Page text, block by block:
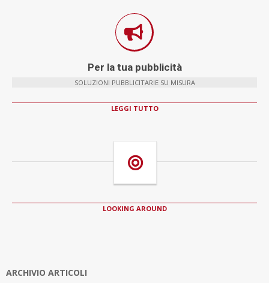
Per la tua pubblicità
SOLUZIONI PUBBLICITARIE SU MISURA
LEGGI TUTTO
LOOKING AROUND
ARCHIVIO ARTICOLI